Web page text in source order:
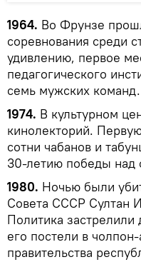
1964. Во Фрунзе
соревнования среди
удивлению, первое
педагогического
семь мужских команд.
1974. В культурном
кинолекторий.
сотни чабанов и
30-летию победы
1980. Ночью были
Совета СССР Султан
Политика
его постели в
правительства